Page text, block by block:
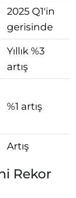
2025 Q1'in
gerisinde
Yıllık %3
artış
%1 artış
Artış
Rekor